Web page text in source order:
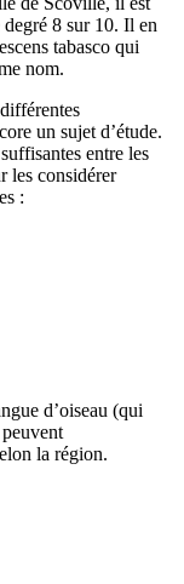
8 sur 10. Il en
tabasco qui
nom.
un sujet d’étude.
entre les
les considérer
:
d’oiseau (qui
la région.